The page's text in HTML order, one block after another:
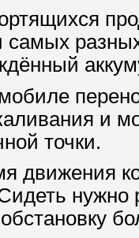
самых
и
точки.
движения
нужно